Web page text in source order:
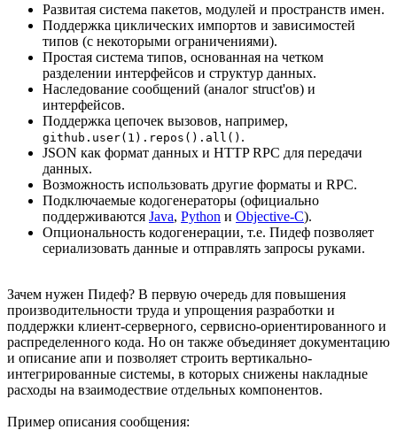
Развитая система пакетов, модулей и пространств имен.
Поддержка циклических импортов и зависимостей
типов (с некоторыми ограничениями).
Простая система типов, основанная на четком
разделении интерфейсов и структур данных.
Наследование сообщений (аналог struct'ов) и
интерфейсов.
Поддержка цепочек вызовов, например,
github.user(1).repos().all() .
JSON как формат данных и HTTP RPC для передачи
данных.
Возможность использовать другие форматы и RPC.
Подключаемые кодогенераторы (официально
поддерживаются Java, Python и Objective-C).
Опциональность кодогенерации, т.е. Пидеф позволяет
сериализовать данные и отправлять запросы руками.
Зачем нужен Пидеф? В первую очередь для повышения
производительности труда и упрощения разработки и
поддержки клиент-серверного, сервисно-ориентированного и
распределенного кода. Но он также объединяет документацию
и описание апи и позволяет строить вертикально-
интегрированные системы, в которых снижены накладные
расходы на взаимодествие отдельных компонентов.
Пример описания сообщения: